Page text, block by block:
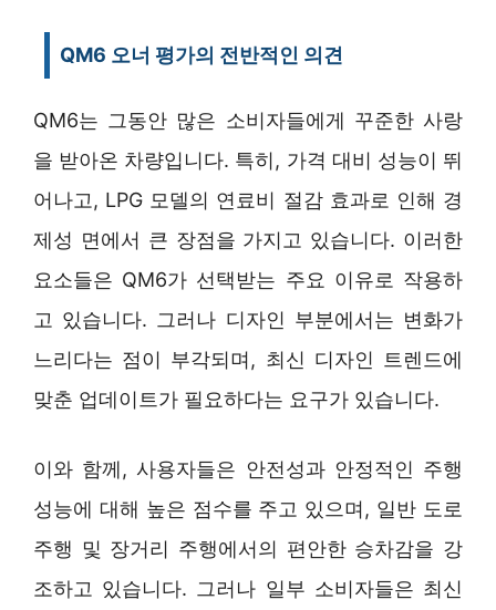
QM6 오너 평가의 전반적인 의견
QM6는 그동안 많은 소비자들에게 꾸준한 사랑
을 받아온 차량입니다. 특히, 가격 대비 성능이 뛰
어나고, LPG 모델의 연료비 절감 효과로 인해 경
제성 면에서 큰 장점을 가지고 있습니다. 이러한
요소들은 QM6가 선택받는 주요 이유로 작용하
고 있습니다. 그러나 디자인 부분에서는 변화가
느리다는 점이 부각되며, 최신 디자인 트렌드에
맞춘 업데이트가 필요하다는 요구가 있습니다.
이와 함께, 사용자들은 안전성과 안정적인 주행
성능에 대해 높은 점수를 주고 있으며, 일반 도로
주행 및 장거리 주행에서의 편안한 승차감을 강
조하고 있습니다. 그러나 일부 소비자들은 최신